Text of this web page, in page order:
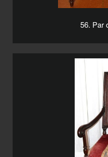
56. Par